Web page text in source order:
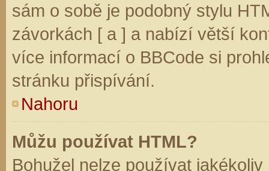
sám o sobě je podobný stylu
závorkách [ a ] a nabízí větší
více informací o BBCode si
stránku přispívání.
Nahoru
Můžu používat HTML?
Bohužel nelze používat